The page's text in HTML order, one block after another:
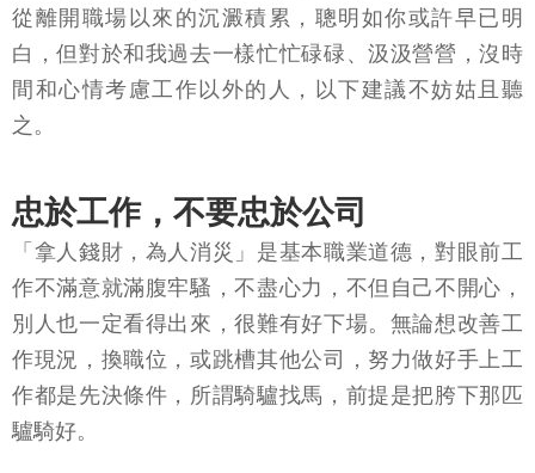
從離開職場以來的沉澱積累，聰明如你或許早已明
白，但對於和我過去一樣忙忙碌碌、汲汲營營，沒時
間和心情考慮工作以外的人，以下建議不妨姑且聽
之。
忠於工作，不要忠於公司
「拿人錢財，為人消災」是基本職業道德，對眼前工
作不滿意就滿腹牢騷，不盡心力，不但自己不開心，
別人也一定看得出來，很難有好下場。無論想改善工
作現況，換職位，或跳槽其他公司，努力做好手上工
作都是先決條件，所謂騎驢找馬，前提是把胯下那匹
驢騎好。